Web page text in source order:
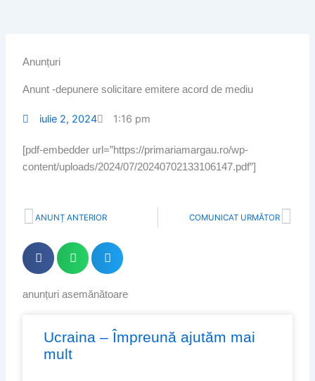
Anunțuri
Anunt -depunere solicitare emitere acord de mediu
iulie 2, 2024 1:16 pm
[pdf-embedder url=”https://primariamargau.ro/wp-
content/uploads/2024/07/20240702133106147.pdf”]
Prev
ANUNȚ ANTERIOR COMUNICAT URMĂTOR
anunțuri asemănătoare
Ucraina – Împreună ajutăm mai
mult